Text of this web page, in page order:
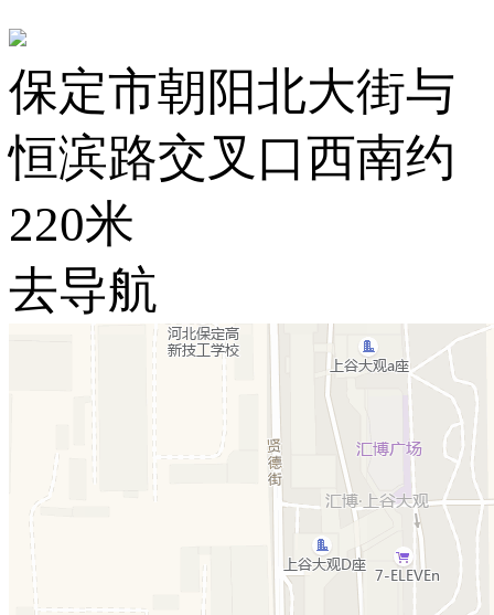
保定市朝阳北大街与
恒滨路交叉口西南约
220米
去导航